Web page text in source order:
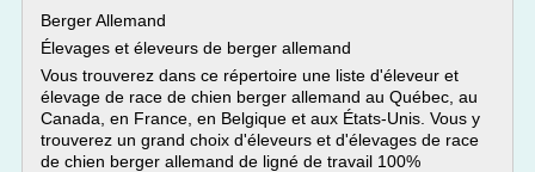
Berger Allemand
Élevages et éleveurs de berger allemand
Vous trouverez dans ce répertoire une liste d'éleveur et
élevage de race de chien berger allemand au Québec, au
Canada, en France, en Belgique et aux États-Unis. Vous y
trouverez un grand choix d'éleveurs et d'élevages de race
de chien berger allemand de ligné de travail 100%